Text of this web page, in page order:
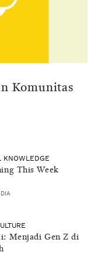
Komunitas
KNOWLEDGE
This Week
Menjadi Gen Z di